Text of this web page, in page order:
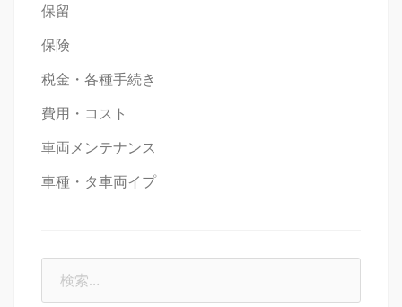
保留
保険
税金・各種手続き
費用・コスト
車両メンテナンス
車種・タ車両イプ